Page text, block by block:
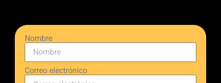
Nombre
Correo electrónico